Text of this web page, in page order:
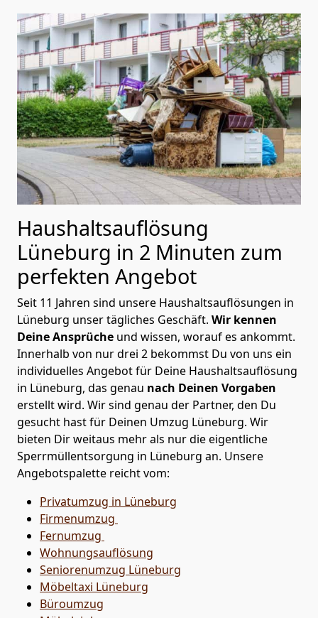
Haushaltsauflösung
Lüneburg in 2 Minuten zum
perfekten Angebot
Seit 11 Jahren sind unsere Haushaltsauflösungen in
Lüneburg unser tägliches Geschäft. Wir kennen
Deine Ansprüche und wissen, worauf es ankommt.
Innerhalb von nur drei 2 bekommst Du von uns ein
individuelles Angebot für Deine Haushaltsauflösung
in Lüneburg, das genau nach Deinen Vorgaben
erstellt wird. Wir sind genau der Partner, den Du
gesucht hast für Deinen Umzug Lüneburg. Wir
bieten Dir weitaus mehr als nur die eigentliche
Sperrmüllentsorgung in Lüneburg an. Unsere
Angebotspalette reicht vom:
Privatumzug in Lüneburg
Firmenumzug
Fernumzug
Wohnungsauflösung
Seniorenumzug Lüneburg
Möbeltaxi Lüneburg
Büroumzug